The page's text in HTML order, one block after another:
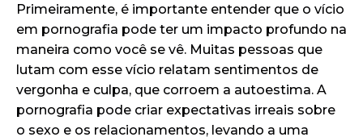
Primeiramente, é importante entender que o vício
em pornografia pode ter um impacto profundo na
maneira como você se vê. Muitas pessoas que
lutam com esse vício relatam sentimentos de
vergonha e culpa, que corroem a autoestima. A
pornografia pode criar expectativas irreais sobre
o sexo e os relacionamentos, levando a uma